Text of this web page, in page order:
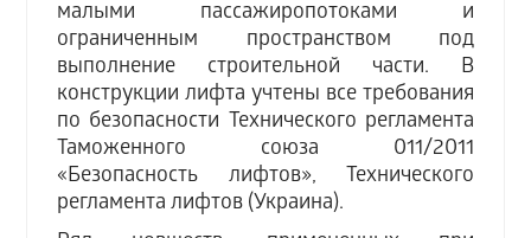
малыми пассажиропотоками и
ограниченным пространством под
выполнение строительной части. В
конструкции лифта учтены все требования
по безопасности Технического регламента
Таможенного союза 011/2011
«Безопасность лифтов», Технического
регламента лифтов (Украина).